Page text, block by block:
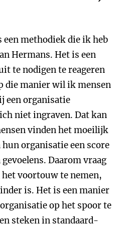
een methodiek die ik heb
Hermans. Het is een
te nodigen te reageren
die manier wil ik mensen
een organisatie
niet ingraven. Dat kan
vinden het moeilijk
organisatie een score
Daarom vraag
voortouw te nemen,
is. Het is een manier
op het spoor te
steken in standaard-